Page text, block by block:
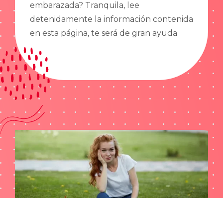
embarazada? Tranquila, lee
detenidamente la información contenida
en esta página, te será de gran ayuda